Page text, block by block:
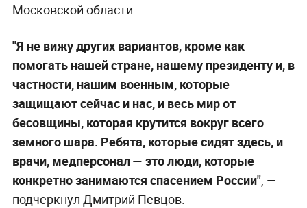
Московской области.
"Я не вижу других вариантов, кроме как
помогать нашей стране, нашему президенту и, в
частности, нашим военным, которые
защищают сейчас и нас, и весь мир от
бесовщины, которая крутится вокруг всего
земного шара. Ребята, которые сидят здесь, и
врачи, медперсонал — это люди, которые
конкретно занимаются спасением России", —
подчеркнул Дмитрий Певцов.